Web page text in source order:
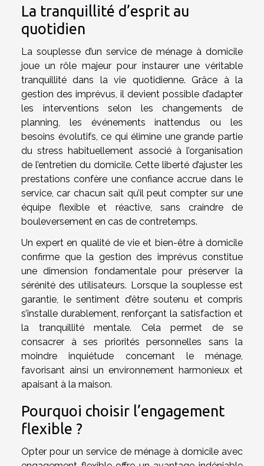
La tranquillité d’esprit au
quotidien
La souplesse d’un service de ménage à domicile
joue un rôle majeur pour instaurer une véritable
tranquillité dans la vie quotidienne. Grâce à la
gestion des imprévus, il devient possible d’adapter
les interventions selon les changements de
planning, les événements inattendus ou les
besoins évolutifs, ce qui élimine une grande partie
du stress habituellement associé à l’organisation
de l’entretien du domicile. Cette liberté d’ajuster les
prestations confère une confiance accrue dans le
service, car chacun sait qu’il peut compter sur une
équipe flexible et réactive, sans craindre de
bouleversement en cas de contretemps.
Un expert en qualité de vie et bien-être à domicile
confirme que la gestion des imprévus constitue
une dimension fondamentale pour préserver la
sérénité des utilisateurs. Lorsque la souplesse est
garantie, le sentiment d’être soutenu et compris
s’installe durablement, renforçant la satisfaction et
la tranquillité mentale. Cela permet de se
consacrer à ses priorités personnelles sans la
moindre inquiétude concernant le ménage,
favorisant ainsi un environnement harmonieux et
apaisant à la maison.
Pourquoi choisir l’engagement
flexible ?
Opter pour un service de ménage à domicile avec